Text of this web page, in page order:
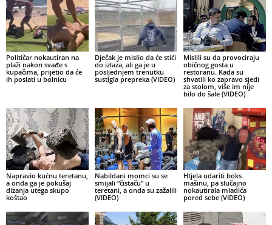
Političar nokautiran na
plaži nakon svađe s
kupačima, prijetio da će
ih poslati u bolnicu
Dječak je mislio da će stići
do izlaza, ali ga je u
posljednjem trenutku
sustigla prepreka (VIDEO)
Mislili su da provociraju
običnog gosta u
restoranu. Kada su
shvatili ko zapravo sjedi
za stolom, više im nije
bilo do šale (VIDEO)
Napravio kućnu teretanu,
a onda ga je pokušaj
dizanja utega skupo
koštao
Nabildani momci su se
smijali “čistaču” u
teretani, a onda su zažalili
(VIDEO)
Htjela udariti boks
mašinu, pa slučajno
nokautirala mladića
pored sebe (VIDEO)